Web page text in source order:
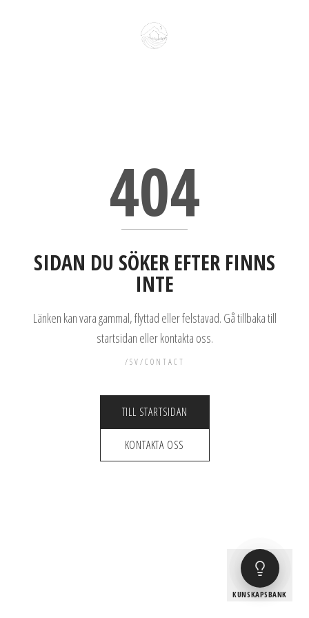
404
SIDAN DU SÖKER EFTER FINNS
INTE
Länken kan vara gammal, flyttad eller felstavad. Gå tillbaka till
startsidan eller kontakta oss.
/SV/CONTACT
TILL STARTSIDAN
KONTAKTA OSS
KUNSKAPSBANK